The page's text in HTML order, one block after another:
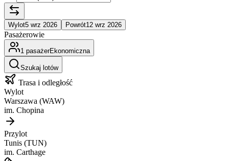
Wylot5 wrz 2026 Powrót12 wrz 2026
Pasażerowie
1 pasażerEkonomiczna
Szukaj lotów
Trasa i odległość
Wylot
Warszawa (WAW)
im. Chopina
Przylot
Tunis (TUN)
im. Carthage